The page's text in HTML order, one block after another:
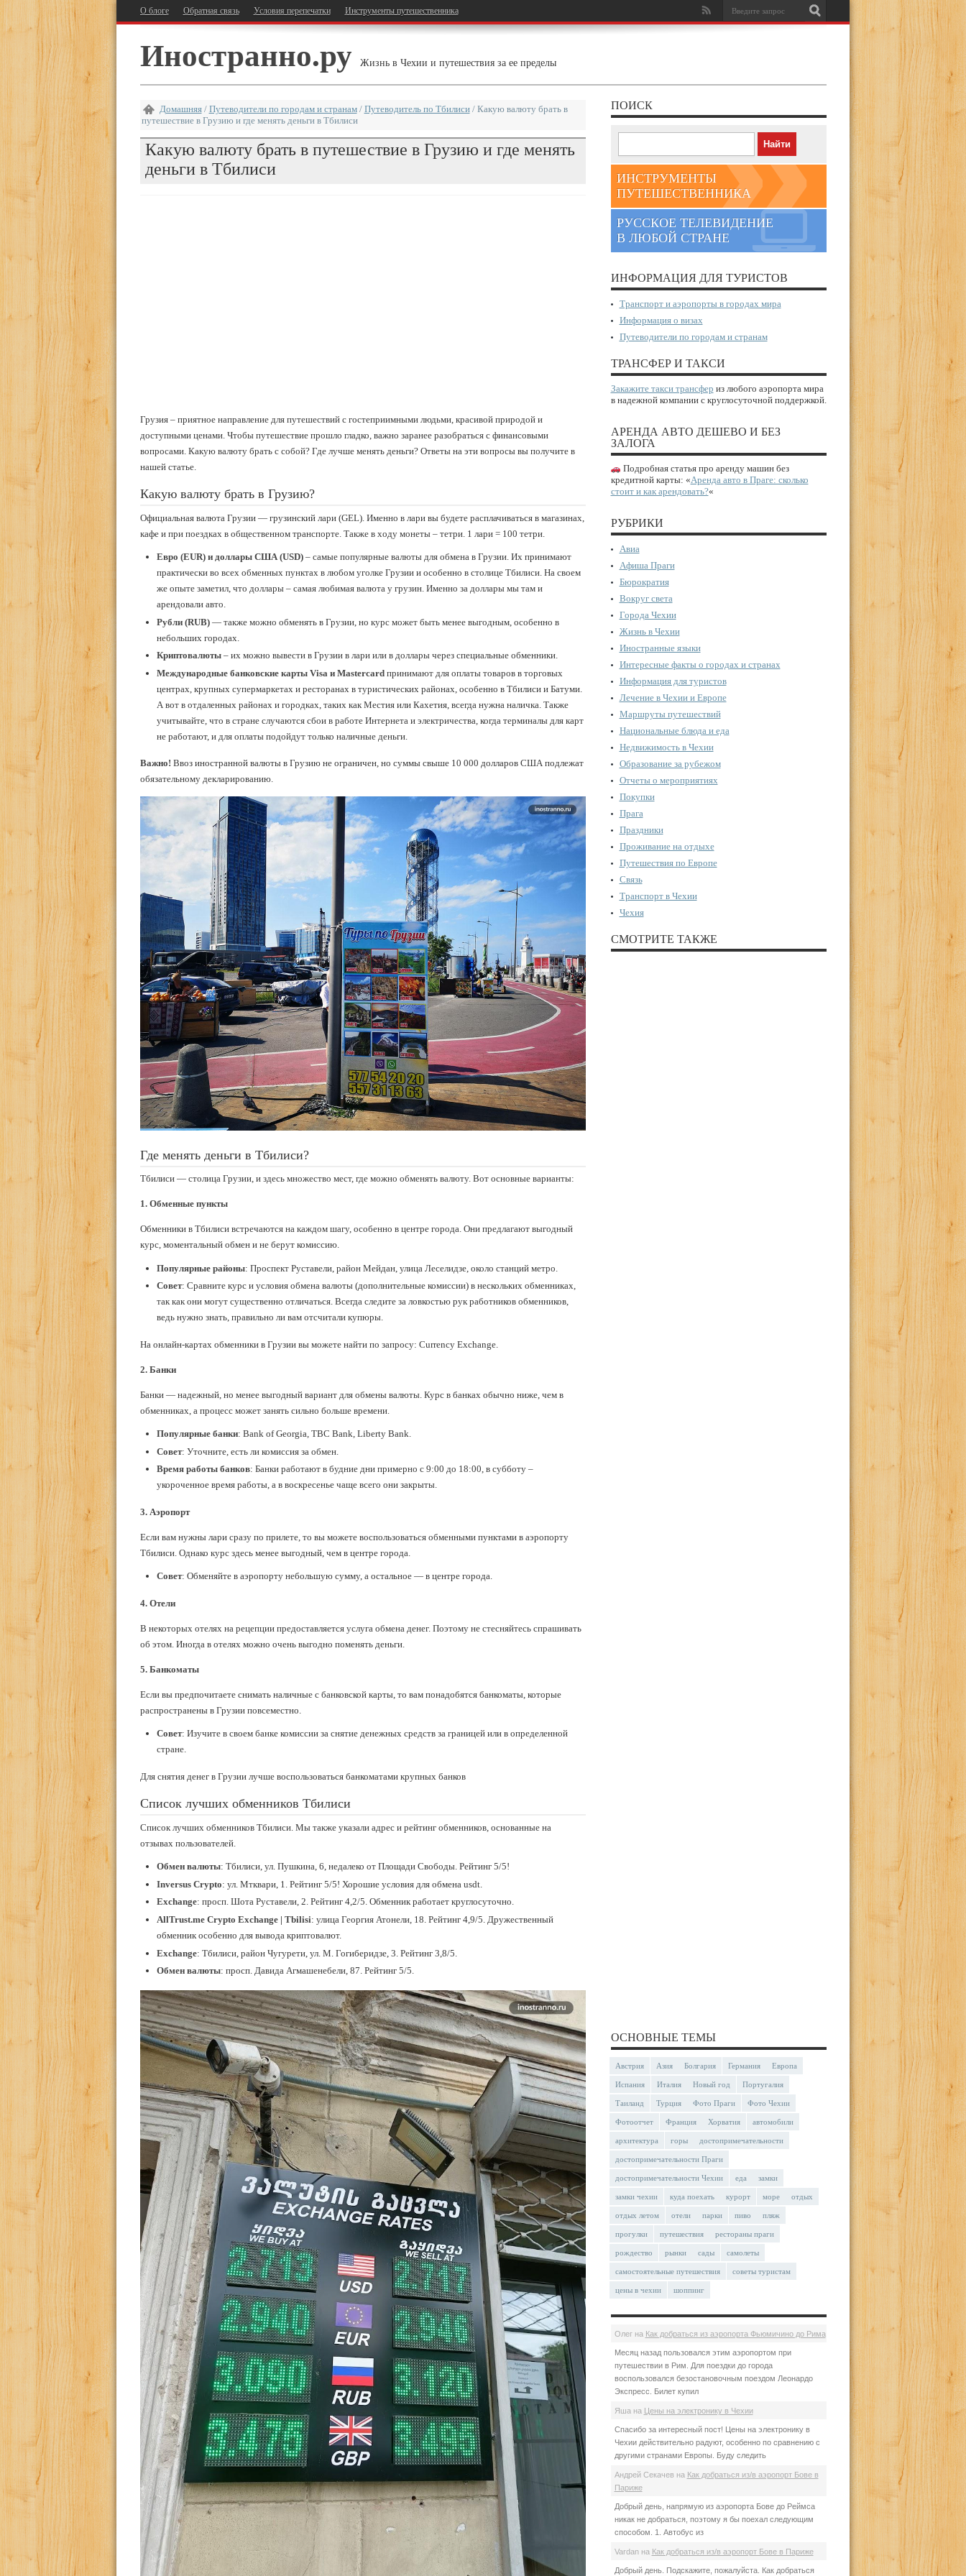
О блоге Обратная связь Условия перепечатки Инструменты путешественника
Иностранно.ру Жизнь в Чехии и путешествия за ее пределы
Домашняя/ Путеводители по городам и странам/ Путеводитель по Тбилиси/ Какую валюту брать в
путешествие в Грузию и где менять деньги в Тбилиси
Какую валюту брать в путешествие в Грузию и где менять
деньги в Тбилиси
Грузия – приятное направление для путешествий с гостеприимными людьми, красивой природой и
доступными ценами. Чтобы путешествие прошло гладко, важно заранее разобраться с финансовыми
вопросами. Какую валюту брать с собой? Где лучше менять деньги? Ответы на эти вопросы вы получите в
нашей статье.
Какую валюту брать в Грузию?
Официальная валюта Грузии — грузинский лари (GEL). Именно в лари вы будете расплачиваться в магазинах,
кафе и при поездках в общественном транспорте. Также в ходу монеты – тетри. 1 лари = 100 тетри.
Евро (EUR) и доллары США (USD) – самые популярные валюты для обмена в Грузии. Их принимают
практически во всех обменных пунктах в любом уголке Грузии и особенно в столице Тбилиси. На своем
же опыте заметил, что доллары – самая любимая валюта у грузин. Именно за доллары мы там и
арендовали авто.
Рубли (RUB) — также можно обменять в Грузии, но курс может быть менее выгодным, особенно в
небольших городах.
Криптовалюты – их можно вывести в Грузии в лари или в доллары через специальные обменники.
Международные банковские карты Visa и Mastercard принимают для оплаты товаров в торговых
центрах, крупных супермаркетах и ресторанах в туристических районах, особенно в Тбилиси и Батуми.
А вот в отдаленных районах и городках, таких как Местия или Кахетия, всегда нужна наличка. Также
учитывайте, что в стране случаются сбои в работе Интернета и электричества, когда терминалы для карт
не работают, и для оплаты подойдут только наличные деньги.
Важно! Ввоз иностранной валюты в Грузию не ограничен, но суммы свыше 10 000 долларов США подлежат
обязательному декларированию.
Где менять деньги в Тбилиси?
Тбилиси — столица Грузии, и здесь множество мест, где можно обменять валюту. Вот основные варианты:
1. Обменные пункты
Обменники в Тбилиси встречаются на каждом шагу, особенно в центре города. Они предлагают выгодный
курс, моментальный обмен и не берут комиссию.
Популярные районы: Проспект Руставели, район Мейдан, улица Леселидзе, около станций метро.
Совет: Сравните курс и условия обмена валюты (дополнительные комиссии) в нескольких обменниках,
так как они могут существенно отличаться. Всегда следите за ловкостью рук работников обменников,
ведь нужно знать, правильно ли вам отсчитали купюры.
На онлайн-картах обменники в Грузии вы можете найти по запросу: Currency Exchange.
2. Банки
Банки — надежный, но менее выгодный вариант для обмены валюты. Курс в банках обычно ниже, чем в
обменниках, а процесс может занять сильно больше времени.
Популярные банки: Bank of Georgia, TBC Bank, Liberty Bank.
Совет: Уточните, есть ли комиссия за обмен.
Время работы банков: Банки работают в будние дни примерно с 9:00 до 18:00, в субботу –
укороченное время работы, а в воскресенье чаще всего они закрыты.
3. Аэропорт
Если вам нужны лари сразу по прилете, то вы можете воспользоваться обменными пунктами в аэропорту
Тбилиси. Однако курс здесь менее выгодный, чем в центре города.
Совет: Обменяйте в аэропорту небольшую сумму, а остальное — в центре города.
4. Отели
В некоторых отелях на рецепции предоставляется услуга обмена денег. Поэтому не стесняйтесь спрашивать
об этом. Иногда в отелях можно очень выгодно поменять деньги.
5. Банкоматы
Если вы предпочитаете снимать наличные с банковской карты, то вам понадобятся банкоматы, которые
распространены в Грузии повсеместно.
Совет: Изучите в своем банке комиссии за снятие денежных средств за границей или в определенной
стране.
Для снятия денег в Грузии лучше воспользоваться банкоматами крупных банков
Список лучших обменников Тбилиси
Список лучших обменников Тбилиси. Мы также указали адрес и рейтинг обменников, основанные на
отзывах пользователей.
Обмен валюты: Тбилиси, ул. Пушкина, 6, недалеко от Площади Свободы. Рейтинг 5/5!
Inversus Crypto: ул. Мтквари, 1. Рейтинг 5/5! Хорошие условия для обмена usdt.
Exchange: просп. Шота Руставели, 2. Рейтинг 4,2/5. Обменник работает круглосуточно.
AllTrust.me Crypto Exchange | Tbilisi: улица Георгия Атонели, 18. Рейтинг 4,9/5. Дружественный
обменник особенно для вывода криптовалют.
Exchange: Тбилиси, район Чугурети, ул. М. Гогиберидзе, 3. Рейтинг 3,8/5.
Обмен валюты: просп. Давида Агмашенебели, 87. Рейтинг 5/5.
ПОИСК
ИНСТРУМЕНТЫ
ПУТЕШЕСТВЕННИКА
РУССКОЕ ТЕЛЕВИДЕНИЕ
В ЛЮБОЙ СТРАНЕ
ИНФОРМАЦИЯ ДЛЯ ТУРИСТОВ
Транспорт и аэропорты в городах мира
Информация о визах
Путеводители по городам и странам
ТРАНСФЕР И ТАКСИ
Закажите такси трансфер из любого аэропорта мира
в надежной компании с круглосуточной поддержкой.
АРЕНДА АВТО ДЕШЕВО И БЕЗ
ЗАЛОГА
Подробная статья про аренду машин без
кредитной карты: «Аренда авто в Праге: сколько
стоит и как арендовать?«
РУБРИКИ
Авиа
Афиша Праги
Бюрократия
Вокруг света
Города Чехии
Жизнь в Чехии
Иностранные языки
Интересные факты о городах и странах
Информация для туристов
Лечение в Чехии и Европе
Маршруты путешествий
Национальные блюда и еда
Недвижимость в Чехии
Образование за рубежом
Отчеты о мероприятиях
Покупки
Прага
Праздники
Проживание на отдыхе
Путешествия по Европе
Связь
Транспорт в Чехии
Чехия
СМОТРИТЕ ТАКЖЕ
ОСНОВНЫЕ ТЕМЫ
Австрия Азия Болгария Германия Европа
Испания Италия Новый год Португалия
Таиланд Турция Фото Праги Фото Чехии
Фотоотчет Франция Хорватия автомобили
архитектура горы достопримечательности
достопримечательности Праги
достопримечательности Чехии еда замки
замки чехии куда поехать курорт море отдых
отдых летом отели парки пиво пляж
прогулки путешествия рестораны праги
рождество рынки сады самолеты
самостоятельные путешествия советы туристам
цены в чехии шоппинг
Олегна Как добраться из аэропорта Фьюмичино до Рима
Месяц назад пользовался этим аэропортом при
путешествии в Рим. Для поездки до города
воспользовался безостановочным поездом Леонардо
Экспресс. Билет купил
Яша на Цены на электронику в Чехии
Спасибо за интересный пост! Цены на электронику в
Чехии действительно радуют, особенно по сравнению с
другими странами Европы. Буду следить
Андрей Секачев на Как добраться из/в аэропорт Бове в
Париже
Добрый день, напрямую из аэропорта Бове до Реймса
никак не добраться, поэтому я бы поехал следующим
способом. 1. Автобус из
Vardanна Как добраться из/в аэропорт Бове в Париже
Добрый день. Подскажите, пожалуйста. Как добраться